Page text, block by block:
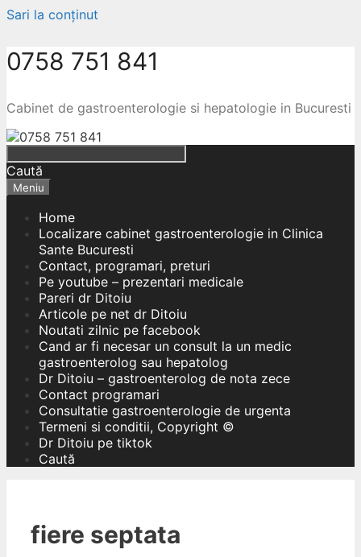
Sari la conținut
0758 751 841
Cabinet de gastroenterologie si hepatologie in Bucuresti
Caută
Meniu
Home
Localizare cabinet gastroenterologie in Clinica
Sante Bucuresti
Contact, programari, preturi
Pe youtube – prezentari medicale
Pareri dr Ditoiu
Articole pe net dr Ditoiu
Noutati zilnic pe facebook
Cand ar fi necesar un consult la un medic
gastroenterolog sau hepatolog
Dr Ditoiu – gastroenterolog de nota zece
Contact programari
Consultatie gastroenterologie de urgenta
Termeni si conditii, Copyright ©
Dr Ditoiu pe tiktok
Caută
fiere septata